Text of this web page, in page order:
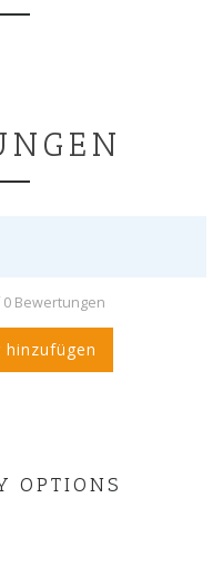
Bewertungen
OPTIONS